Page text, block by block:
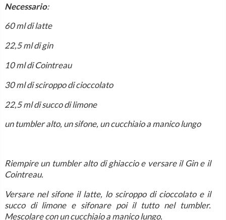
Necessario:
60 ml di latte
22,5 ml di gin
10 ml di Cointreau
30 ml di sciroppo di cioccolato
22,5 ml di succo di limone
un tumbler alto, un sifone, un cucchiaio a manico lungo
Riempire un tumbler alto di ghiaccio e versare il Gin e il
Cointreau.
Versare nel sifone il latte, lo sciroppo di cioccolato e il
succo di limone e sifonare poi il tutto nel tumbler.
Mescolare con un cucchiaio a manico lungo.